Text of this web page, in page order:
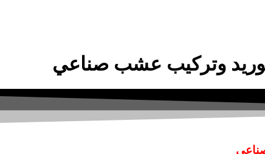
وتركيب عشب صناعي